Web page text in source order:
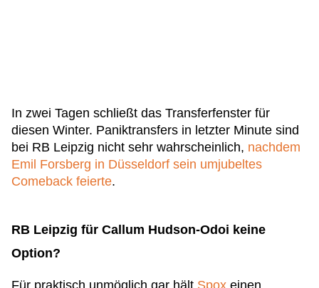
In zwei Tagen schließt das Transferfenster für
diesen Winter. Paniktransfers in letzter Minute sind
bei RB Leipzig nicht sehr wahrscheinlich, nachdem
Emil Forsberg in Düsseldorf sein umjubeltes
Comeback feierte.
RB Leipzig für Callum Hudson-Odoi keine
Option?
Für praktisch unmöglich gar hält Spox einen